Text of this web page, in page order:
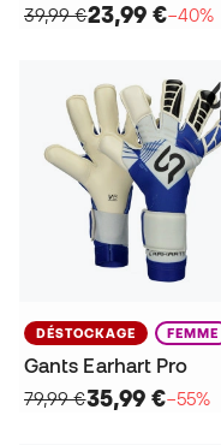
39,99 €23,99 €−40%
DÉSTOCKAGE FEMME
Gants Earhart Pro
79,99 €35,99 €−55%